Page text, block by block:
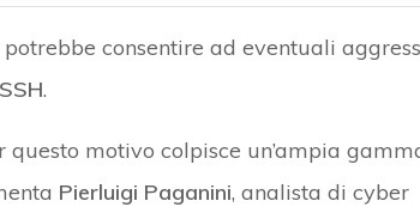
potrebbe consentire ad eventuali
.
motivo colpisce un’ampia
Pierluigi Paganini, analista di cyber